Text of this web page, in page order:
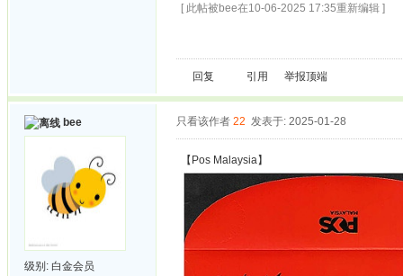
[ 此帖被bee在10-06-2025 17:35重新编辑 ]
回复 引用 举报顶端
bee
级别: 白金会员
只看该作者 22 发表于: 2025-01-28
【Pos Malaysia】